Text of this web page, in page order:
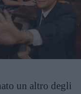
un altro degli